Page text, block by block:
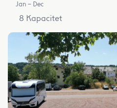
Jan – Dec
8 Kapacitet